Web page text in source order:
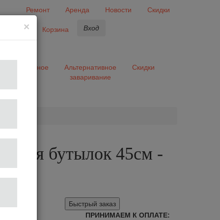
Ремонт Аренда Новости
Скидки
Корзина Вход
Разное
Альтернативное
заваривание
Скидки
для бутылок 45см -
Быстрый заказ
ПРИНИМАЕМ К ОПЛАТЕ:
×